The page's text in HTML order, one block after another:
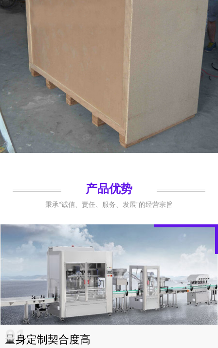
产品优势
秉承“诚信、责任、服务、发展”的经营宗旨
01
量身定制契合度高